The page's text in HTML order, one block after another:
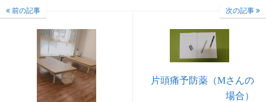
前の記事 次の記事
片頭痛予防薬（Mさんの
場合）